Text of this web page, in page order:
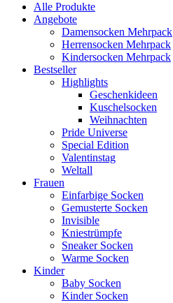
Alle Produkte
Angebote
Damensocken Mehrpack
Herrensocken Mehrpack
Kindersocken Mehrpack
Bestseller
Highlights
Geschenkideen
Kuschelsocken
Weihnachten
Pride Universe
Special Edition
Valentinstag
Weltall
Frauen
Einfarbige Socken
Gemusterte Socken
Invisible
Kniestrümpfe
Sneaker Socken
Warme Socken
Kinder
Baby Socken
Kinder Socken